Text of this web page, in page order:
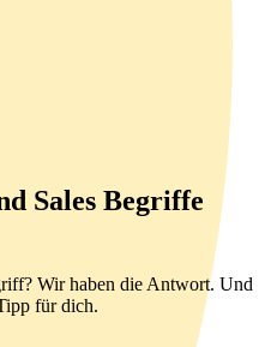
Sales Begriffe
Wir haben die Antwort. Und
für dich.